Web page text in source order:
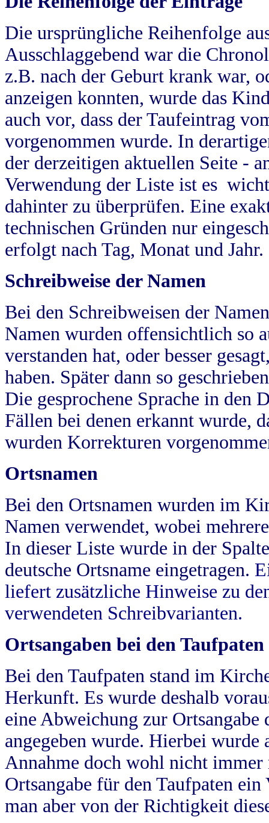
Die ursprüngliche Reihenfolge
Ausschlaggebend war die
z.B. nach der Geburt krank war,
anzeigen konnten, wurde das
auch vor, dass der Taufeintrag
vorgenommen wurde. In
der derzeitigen aktuellen Seite -
Verwendung der Liste ist es
dahinter zu überprüfen. Eine
technischen Gründen nur
erfolgt nach Tag, Monat und Jahr.
Schreibweise der Namen
Bei den Schreibweisen der
Namen wurden offensichtlich so
verstanden hat, oder besser
haben. Später dann so
Die gesprochene Sprache in
Fällen bei denen erkannt wurde,
wurden Korrekturen
Ortsnamen
Bei den Ortsnamen wurden im
Namen verwendet, wobei
In dieser Liste wurde in der
deutsche Ortsname eingetragen.
liefert zusätzliche Hinweise zu
verwendeten Schreibvarianten.
Ortsangaben bei den Taufpaten
Bei den Taufpaten stand im
Herkunft. Es wurde deshalb
eine Abweichung zur
angegeben wurde. Hierbei wurde
Annahme doch wohl nicht
Ortsangabe für den Taufpaten
man aber von der Richtigkeit